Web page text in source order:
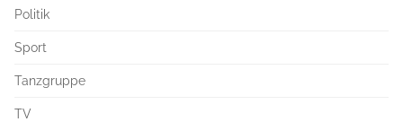
Politik
Sport
Tanzgruppe
TV